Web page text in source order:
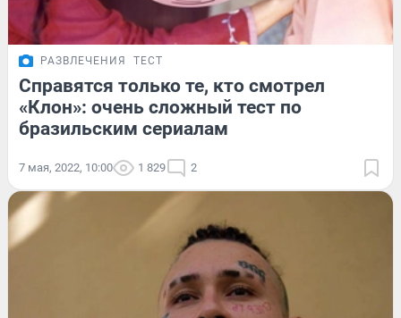
РАЗВЛЕЧЕНИЯ ТЕСТ
Справятся только те, кто смотрел
«Клон»: очень сложный тест по
бразильским сериалам
7 мая, 2022, 10:00 1 829 2